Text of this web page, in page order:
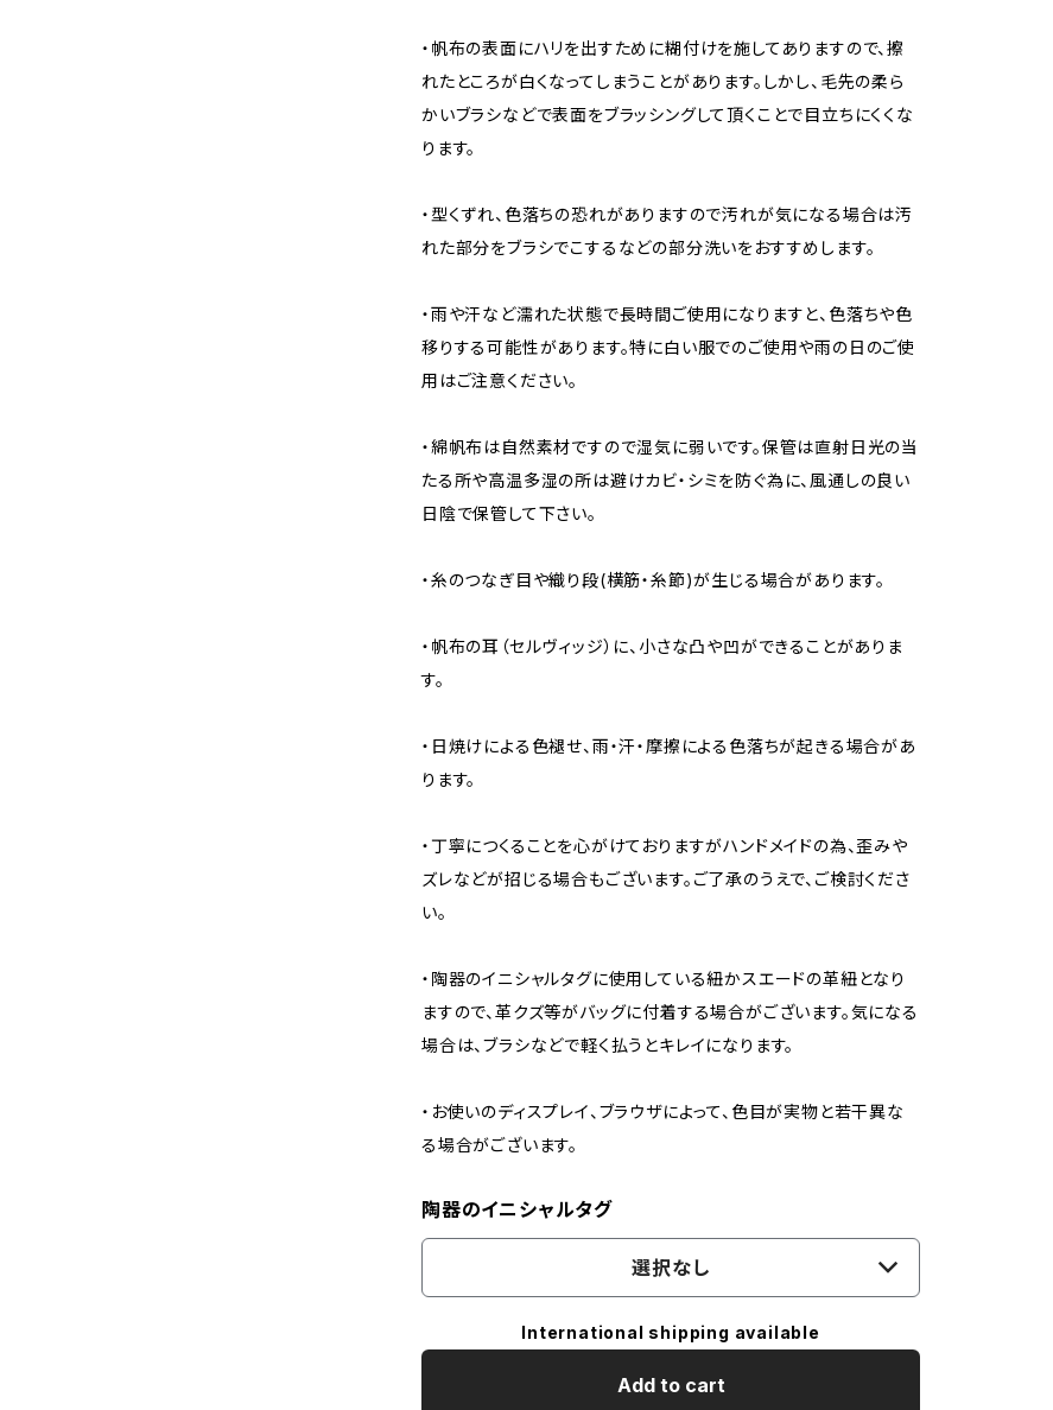
・帆布の表面にハリを出すために糊付けを施してありますので、擦
れたところが白くなってしまうことがあります。しかし、毛先の柔ら
かいブラシなどで表面をブラッシングして頂くことで目立ちにくくな
ります。
・型くずれ、色落ちの恐れがありますので汚れが気になる場合は汚
れた部分をブラシでこするなどの部分洗いをおすすめします。
・雨や汗など濡れた状態で長時間ご使用になりますと、色落ちや色
移りする可能性があります。特に白い服でのご使用や雨の日のご使
用はご注意ください。
・綿帆布は自然素材ですので湿気に弱いです。保管は直射日光の当
たる所や高温多湿の所は避けカビ・シミを防ぐ為に、風通しの良い
日陰で保管して下さい。
・糸のつなぎ目や織り段(横筋・糸節)が生じる場合があります。
・帆布の耳（セルヴィッジ）に、小さな凸や凹ができることがありま
す。
・日焼けによる色褪せ、雨・汗・摩擦による色落ちが起きる場合があ
ります。
・丁寧につくることを心がけておりますがハンドメイドの為、歪みや
ズレなどが招じる場合もございます。ご了承のうえで、ご検討くださ
い。
・陶器のイニシャルタグに使用している紐かスエードの革紐となり
ますので、革クズ等がバッグに付着する場合がございます。気になる
場合は、ブラシなどで軽く払うとキレイになります。
・お使いのディスプレイ、ブラウザによって、色目が実物と若干異な
る場合がございます。
陶器のイニシャルタグ
選択なし
International shipping available
Add to cart